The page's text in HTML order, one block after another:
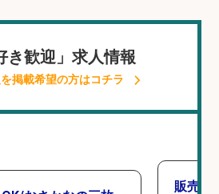
き歓迎」求人情報
掲載希望の方はコチラ
販売ス